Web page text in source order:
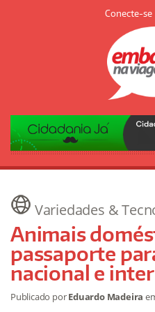
Conecte-se
Variedades &
Animais
passaporte
nacional e
Publicado porEduardo Madeira